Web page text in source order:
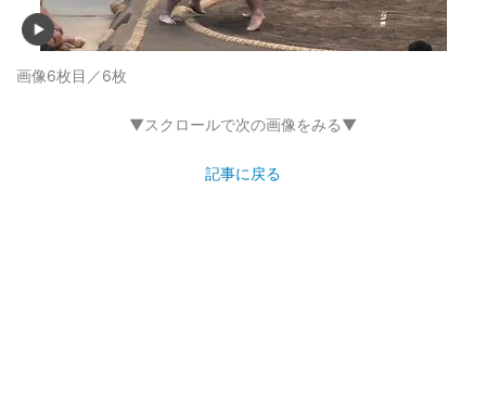
画像6枚目／6枚
▼スクロールで次の画像をみる▼
記事に戻る